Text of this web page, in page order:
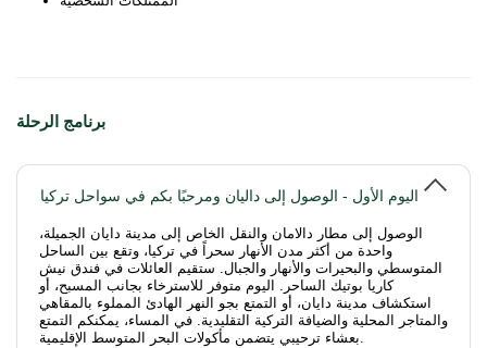
برنامج الرحلة
اليوم الأول - الوصول إلى داليان ومرحبًا بكم في سواحل تركيا
الوصول إلى مطار دالامان والنقل الخاص إلى مدينة دايان الجميلة،
واحدة من أكثر مدن الأنهار سحراً في تركيا، وتقع بين الساحل
المتوسطي والبحيرات والأنهار والجبال. ستقيم العائلات في فندق نيش
كاريا بوتيك الساحر. اليوم متوفر للاسترخاء بجانب المسبح، أو
استكشاف مدينة دايان، أو التمتع بجو النهر الهادئ المملوء بالمقاهي
والمتاجر المحلية والضيافة التركية التقليدية. في المساء، يمكنكم التمتع
بعشاء ترحيبي يتضمن مأكولات البحر المتوسط الإقليمية.